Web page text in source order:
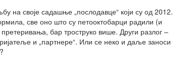
на своје садашње „послодавце“ који су од 2012.
све оно што су петооктобарци радили (и
бар троструко више. Други разлог –
и „партнере“. Или се неко и даље заноси